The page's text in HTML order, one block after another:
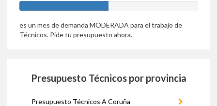
es un mes de demanda MODERADA para el trabajo de
Técnicos. Pide tu presupuesto ahora.
Presupuesto Técnicos por provincia
Presupuesto Técnicos A Coruña